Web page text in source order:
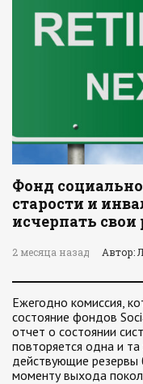
Фонд
старости и
исчерпать свои
2 месяца назад Автор:
Ежегодно комиссия,
состояние фондов
отчет о состоянии
повторяется одна и
действующие резервы
моменту выхода